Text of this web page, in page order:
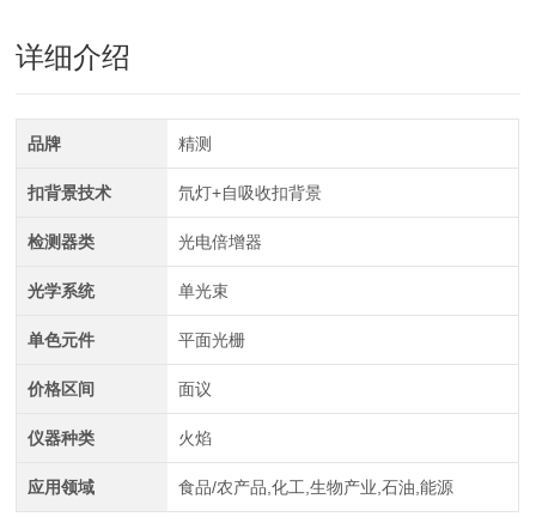
详细介绍
品牌 精测
扣背景技术 氘灯+自吸收扣背景
检测器类 光电倍增器
光学系统 单光束
单色元件 平面光栅
价格区间 面议
仪器种类 火焰
应用领域 食品/农产品,化工,生物产业,石油,能源